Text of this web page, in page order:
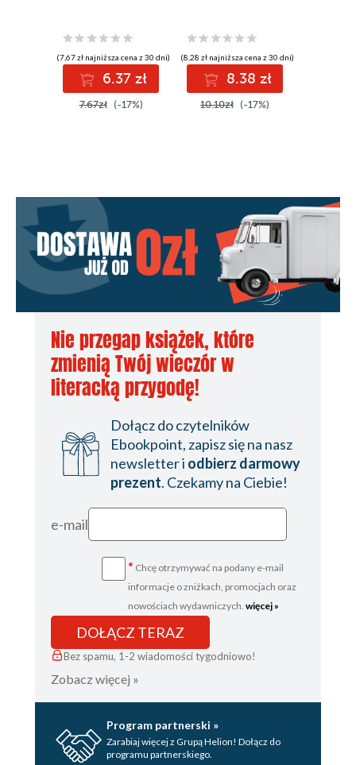
(7,67 zł najniższa cena z 30 dni)
6.37 zł
7.67zł (-17%)
(8,28 zł najniższa cena z 30 dni)
8.38 zł
10.10zł (-17%)
Nie przegap książek, które
zmienią Twój wieczór w
literacką przygodę!
Dołącz do czytelników
Ebookpoint, zapisz się na nasz
newsletter i odbierz darmowy
prezent. Czekamy na Ciebie!
e-mail
* Chcę otrzymywać na podany e-mail
informacje o zniżkach, promocjach oraz
nowościach wydawniczych. więcej »
DOŁĄCZ TERAZ
Bez spamu, 1-2 wiadomości tygodniowo!
Zobacz więcej »
Program partnerski »
Zarabiaj więcej z Grupą Helion! Dołącz do
programu partnerskiego.